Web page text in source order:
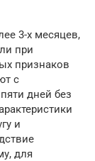
3-х месяцев,
при
признаков
с
дней без
и
для